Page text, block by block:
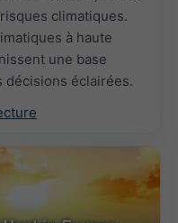
climatiques.
à haute
une base
décisions éclairées.